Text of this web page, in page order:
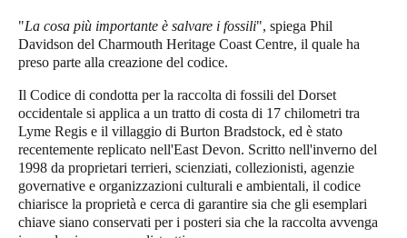
"La cosa più importante è salvare i fossili", spiega Phil
Davidson del Charmouth Heritage Coast Centre, il quale ha
preso parte alla creazione del codice.
Il Codice di condotta per la raccolta di fossili del Dorset
occidentale si applica a un tratto di costa di 17 chilometri tra
Lyme Regis e il villaggio di Burton Bradstock, ed è stato
recentemente replicato nell'East Devon. Scritto nell'inverno del
1998 da proprietari terrieri, scienziati, collezionisti, agenzie
governative e organizzazioni culturali e ambientali, il codice
chiarisce la proprietà e cerca di garantire sia che gli esemplari
chiave siano conservati per i posteri sia che la raccolta avvenga